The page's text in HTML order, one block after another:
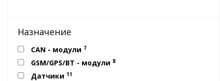
Назначение
CAN - модули 7
GSM/GPS/BT - модули 8
Датчики 11